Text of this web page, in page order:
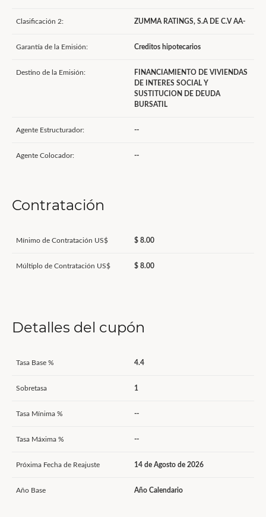
Clasificación 2: ZUMMA RATINGS, S.A DE C.V AA-
Garantía de la Emisión: Creditos hipotecarios
Destino de la Emisión:
FINANCIAMIENTO DE VIVIENDAS
DE INTERES SOCIAL Y
SUSTITUCION DE DEUDA
BURSATIL
Agente Estructurador: --
Agente Colocador: --
Contratación
Mínimo de Contratación US$ $ 8.00
Múltiplo de Contratación US$ $ 8.00
Detalles del cupón
Tasa Base % 4.4
Sobretasa 1
Tasa Mínima % --
Tasa Máxima % --
Próxima Fecha de Reajuste 14 de Agosto de 2026
Año Base Año Calendario